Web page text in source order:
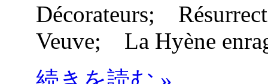
Décorateurs;
Veuve; La Hyène